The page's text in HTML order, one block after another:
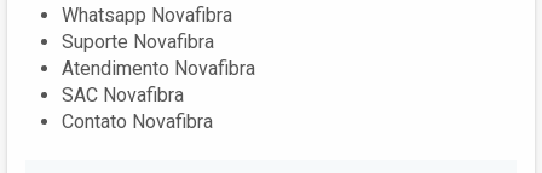
Whatsapp Novafibra
Suporte Novafibra
Atendimento Novafibra
SAC Novafibra
Contato Novafibra